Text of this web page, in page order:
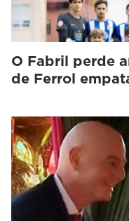
O Fabril perde
de Ferrol